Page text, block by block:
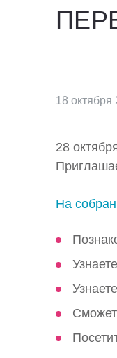
18 октября
28
На